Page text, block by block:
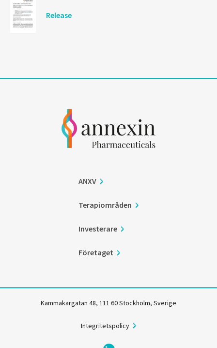
Release
ANXV
Terapiområden
Investerare
Företaget
Kammakargatan 48, 111 60 Stockholm, Sverige
Integritetspolicy